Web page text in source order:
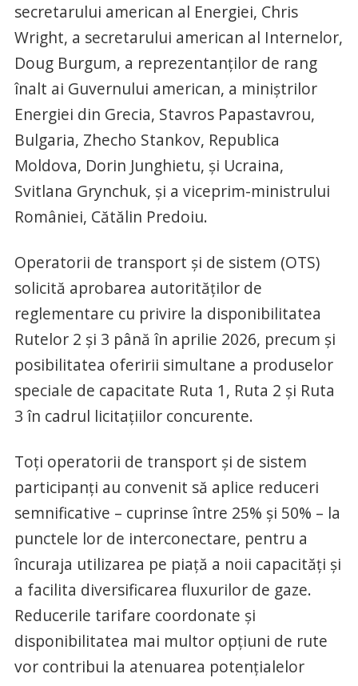
secretarului american al Energiei, Chris
Wright, a secretarului american al Internelor,
Doug Burgum, a reprezentanţilor de rang
înalt ai Guvernului american, a miniştrilor
Energiei din Grecia, Stavros Papastavrou,
Bulgaria, Zhecho Stankov, Republica
Moldova, Dorin Junghietu, şi Ucraina,
Svitlana Grynchuk, şi a viceprim-ministrului
României, Cătălin Predoiu.
Operatorii de transport şi de sistem (OTS)
solicită aprobarea autorităţilor de
reglementare cu privire la disponibilitatea
Rutelor 2 şi 3 până în aprilie 2026, precum şi
posibilitatea oferirii simultane a produselor
speciale de capacitate Ruta 1, Ruta 2 şi Ruta
3 în cadrul licitaţiilor concurente.
Toţi operatorii de transport şi de sistem
participanţi au convenit să aplice reduceri
semnificative – cuprinse între 25% şi 50% – la
punctele lor de interconectare, pentru a
încuraja utilizarea pe piaţă a noii capacităţi şi
a facilita diversificarea fluxurilor de gaze.
Reducerile tarifare coordonate şi
disponibilitatea mai multor opţiuni de rute
vor contribui la atenuarea potenţialelor